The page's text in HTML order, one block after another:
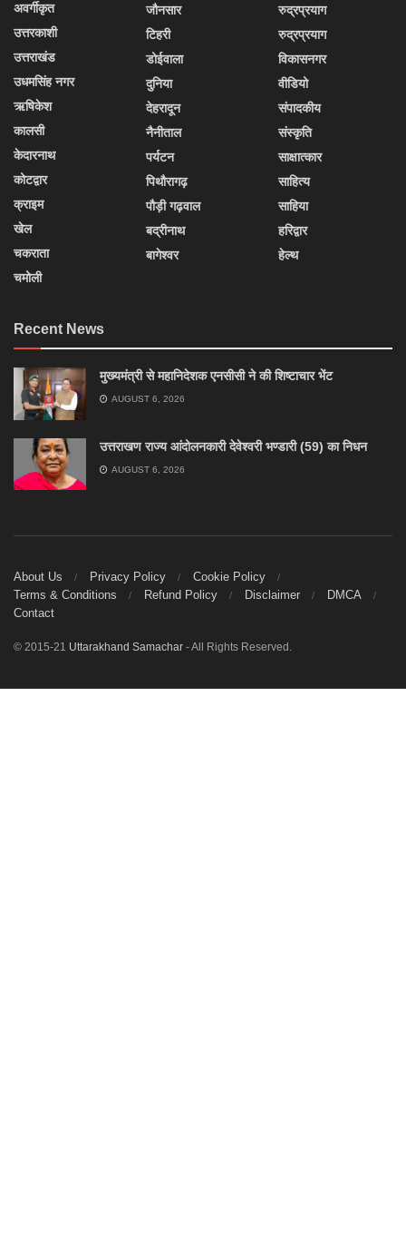
अवर्गीकृत
उत्तरकाशी
उत्तराखंड
उधमसिंह नगर
ऋषिकेश
कालसी
केदारनाथ
कोटद्वार
क्राइम
खेल
चकराता
चमोली
जौनसार
टिहरी
डोईवाला
दुनिया
देहरादून
नैनीताल
पर्यटन
पिथौरागढ़
पौड़ी गढ़वाल
बद्रीनाथ
बागेश्वर
रुद्रप्रयाग
रुद्रप्रयाग
विकासनगर
वीडियो
संपादकीय
संस्कृति
साक्षात्कार
साहित्य
साहिया
हरिद्वार
हेल्थ
Recent News
मुख्यमंत्री से महानिदेशक एनसीसी ने की शिष्टाचार भेंट
AUGUST 6, 2026
उत्तराखण राज्य आंदोलनकारी देवेश्वरी भण्डारी (59) का निधन
AUGUST 6, 2026
About Us Privacy Policy
Cookie Policy
Terms & Conditions
Refund Policy Disclaimer
DMCA
Contact
© 2015-21 Uttarakhand Samachar - All Rights Reserved.